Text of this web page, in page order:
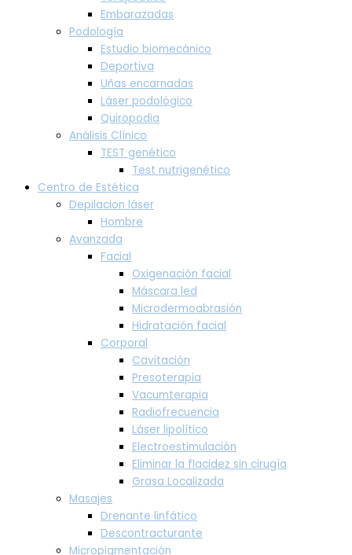
Embarazadas
Podología
Estudio biomecánico
Deportiva
Uñas encarnadas
Láser podológico
Quiropodia
Análisis Clínico
TEST genético
Test nutrigenético
Centro de Estética
Depilacion láser
Hombre
Avanzada
Facial
Oxigenación facial
Máscara led
Microdermoabrasión
Hidratación facial
Corporal
Cavitación
Presoterapia
Vacumterapia
Radiofrecuencia
Láser lipolítico
Electroestimulación
Eliminar la flacidez sin cirugía
Grasa Localizada
Masajes
Drenante linfático
Descontracturante
Micropigmentación